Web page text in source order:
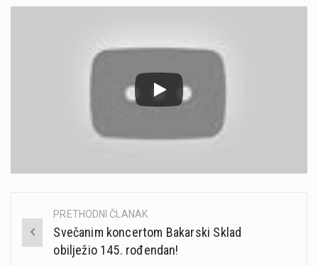
Post
navigation
PRETHODNI ČLANAK
Svečanim koncertom Bakarski Sklad
obilježio 145. rođendan!